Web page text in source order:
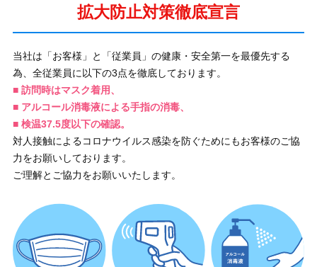
拡大防止対策徹底宣言
当社は「お客様」と「従業員」の健康・安全第一を最優先する
為、全従業員に以下の3点を徹底しております。
■ 訪問時はマスク着用、
■ アルコール消毒液による手指の消毒、
■ 検温37.5度以下の確認。
対人接触によるコロナウイルス感染を防ぐためにもお客様のご協
力をお願いしております。
ご理解とご協力をお願いいたします。